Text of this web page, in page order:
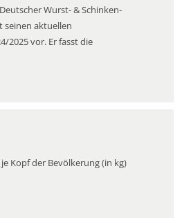
Wurst- & Schinken­
seinen aktuellen
2025 vor. Er fasst die
Kopf der Bevölkerung (in kg)